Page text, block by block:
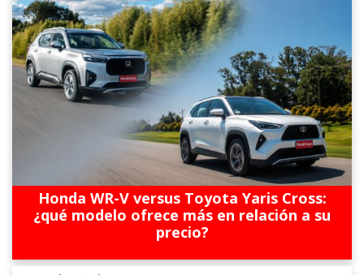
Honda WR-V versus Toyota Yaris Cross:
¿qué modelo ofrece más en relación a su
precio?